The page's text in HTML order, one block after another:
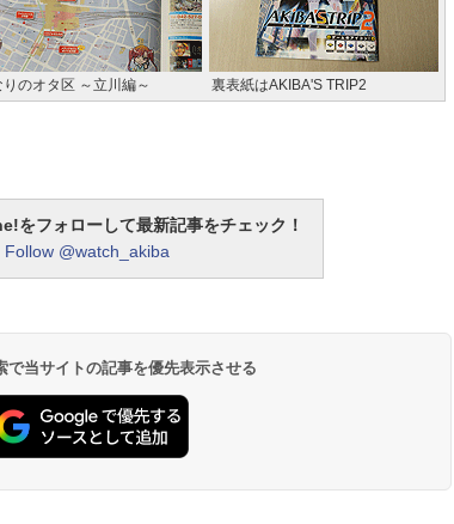
りのオタ区 ～立川編～ 裏表紙はAKIBA'S TRIP2
をフォローして最新記事をチェック！
Follow @watch_akiba
で当サイトの記事を優先表示させる